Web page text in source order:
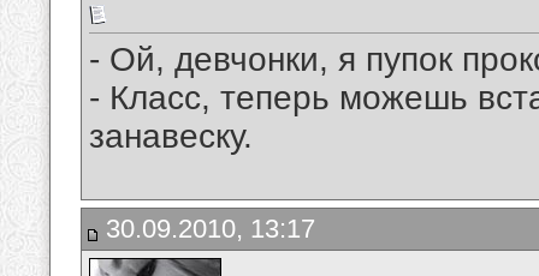
- Ой, девчонки, я пупок
- Класс, теперь можешь
занавеску.
30.09.2010, 13:17